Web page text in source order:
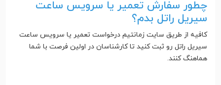
چطور سفارش تعمیر یا سرویس ساعت
سیریل راتل بدم؟
کافیه از طریق سایت زمانتیم درخواست تعمیر یا سرویس ساعت
سیریل راتل رو ثبت کنید تا کارشناسان در اولین فرصت با شما
هماهنگ کنند.